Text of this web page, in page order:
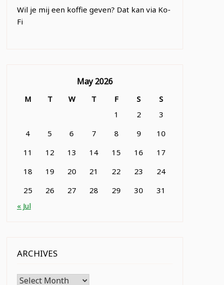
Wil je mij een koffie geven? Dat kan via Ko-
Fi
May 2026
M T W T F S
S
1
2
3
4
5 6 7 8 9
10
11
12 13 14 15 16
17
18
19 20 21 22 23
24
25
26 27 28 29 30
31
« Jul
ARCHIVES
Archives